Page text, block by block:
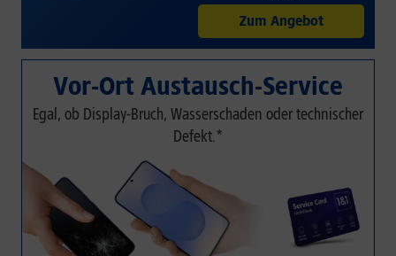
Zum Angebot
Vor-Ort Austausch-Service
Egal, ob Display-Bruch, Wasserschaden oder technischer
Defekt.*